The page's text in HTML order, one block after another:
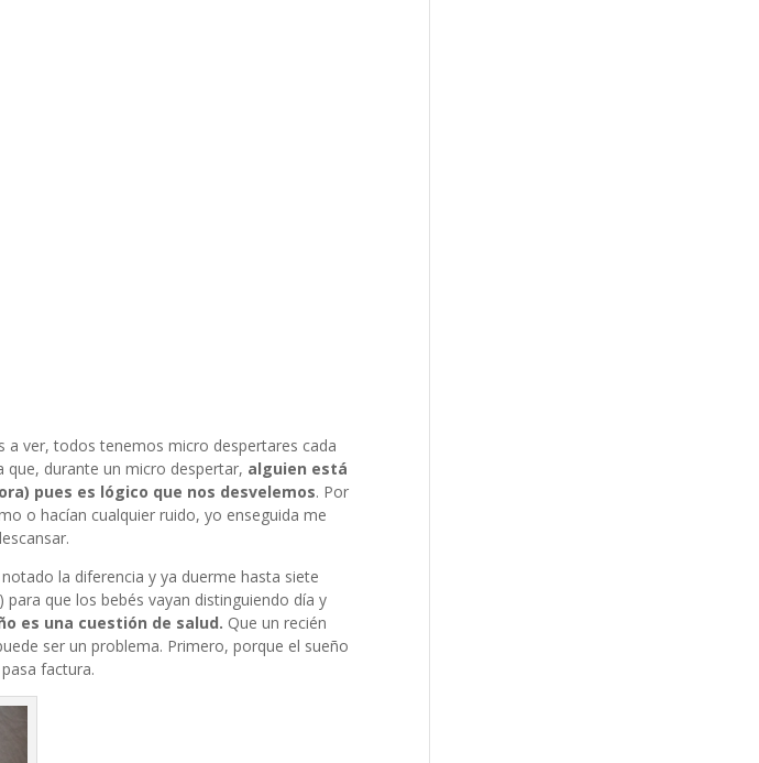
a ver, todos tenemos micro despertares cada
durante un micro despertar, alguien está
pues es lógico que nos desvelemos. Por
o hacían cualquier ruido, yo enseguida me
la diferencia y ya duerme hasta siete
que los bebés vayan distinguiendo día y
es una cuestión de salud. Que un recién
ser un problema. Primero, porque el sueño
factura.